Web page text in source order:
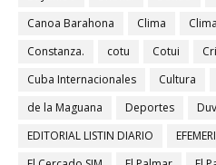
Canoa Barahona
Clima
Constanza.
cotu Cotui
Cuba Internacionales
Cultura
de la Maguana
Deportes
EDITORIAL LISTIN DIARIO